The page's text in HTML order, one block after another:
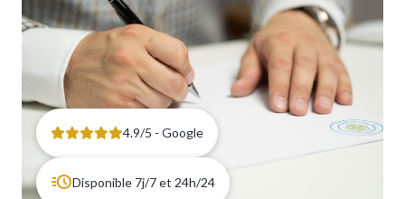
4.9/5 - Google
Disponible 7j/7 et 24h/24